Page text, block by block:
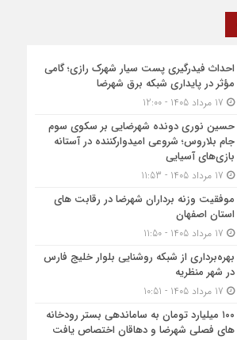
احداث فیدرگیری پست سیار شهرک رازی؛ گامی
مؤثر در پایداری شبکه برق شهرضا
حسین نوری دونده شهرضایی بر سکوی سوم
جام بلاروس؛ شروعی امیدوارکننده در آستانه
بازی‌های آسیایی
موفقیت وزنه برداران شهرضا در رقابت های
استان اصفهان
بهره‌برداری از شبکه روشنایی بلوار خلیج فارس
در شهر منظریه
۱۰۰ میلیارد تومان به ساماندهی بستر رودخانه
های فصلی شهرضا و دهاقان اختصاص یافت